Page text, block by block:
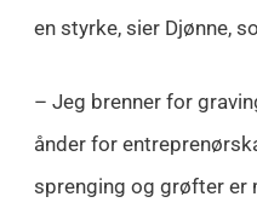
en styrke, sier Djønne,
– Jeg brenner for
ånder for
sprenging og grøfter er